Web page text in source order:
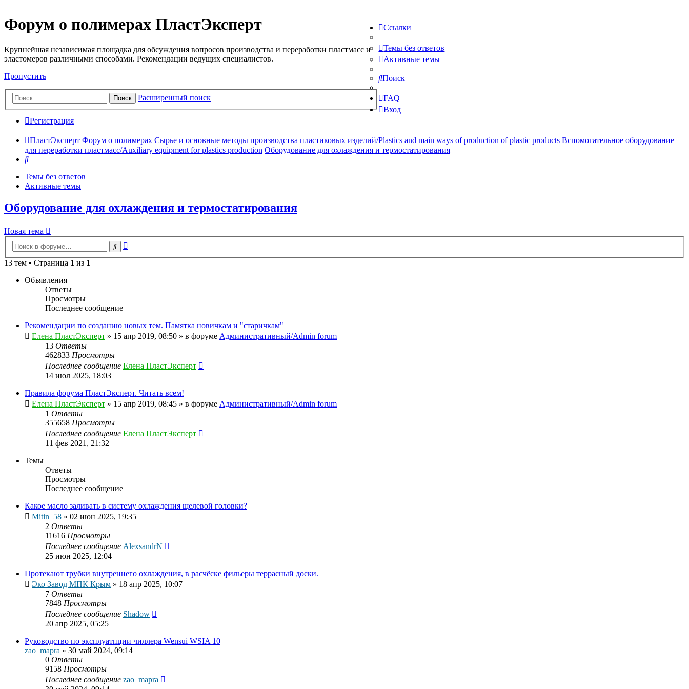
Форум о полимерах ПластЭксперт
Крупнейшая независимая площадка для обсуждения вопросов производства и переработки пластмасс и
эластомеров различными способами. Рекомендации ведущих специалистов.
Пропустить
Поиск Расширенный поиск
Ссылки
Темы без ответов
Активные темы
Поиск
FAQ
Вход
Регистрация
ПластЭксперт Форум о полимерах Сырье и основные методы производства пластиковых изделий/Plastics and main ways of production of plastic products Вспомогательное оборудование
для переработки пластмасс/Auxiliary equipment for plastics production Оборудование для охлаждения и термостатирования
Поиск
Темы без ответов
Активные темы
Оборудование для охлаждения и термостатирования
Новая тема
Поиск
13 тем • Страница 1 из 1
Объявления
Ответы
Просмотры
Последнее сообщение
Рекомендации по созданию новых тем. Памятка новичкам и "старичкам"
Елена ПластЭксперт » 15 апр 2019, 08:50 » в форуме Административный/Admin forum
13 Ответы
462833 Просмотры
Последнее сообщение Елена ПластЭксперт
14 июл 2025, 18:03
Правила форума ПластЭксперт. Читать всем!
Елена ПластЭксперт » 15 апр 2019, 08:45 » в форуме Административный/Admin forum
1 Ответы
355658 Просмотры
Последнее сообщение Елена ПластЭксперт
11 фев 2021, 21:32
Темы
Ответы
Просмотры
Последнее сообщение
Какое масло заливать в систему охлаждения щелевой головки?
Mitin_58 » 02 июн 2025, 19:35
2 Ответы
11616 Просмотры
Последнее сообщение AlexsandrN
25 июн 2025, 12:04
Протекают трубки внутреннего охлаждения, в расчёске фильеры террасный доски.
Эко Завод MПК Крым » 18 апр 2025, 10:07
7 Ответы
7848 Просмотры
Последнее сообщение Shadow
20 апр 2025, 05:25
Руководство по эксплуатпции чиллера Wensui WSIA 10
zao_mapra » 30 май 2024, 09:14
0 Ответы
9158 Просмотры
Последнее сообщение zao_mapra